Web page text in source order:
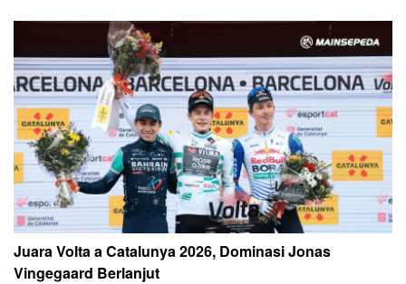
"merampas" kemenangan yang sudah di depan mata milik Wout
van Aert (Visma-Lease a Bike) lewat sebuah pengejaran dramatis
tepat 150 meter sebelum garis finis.
Juara Volta a Catalunya 2026, Dominasi Jonas
Vingegaard Berlanjut